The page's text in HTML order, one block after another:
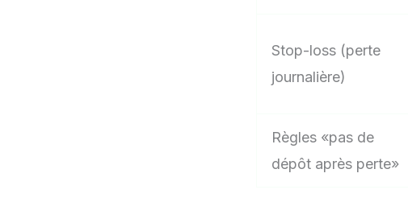
Stop-loss (perte
journalière)
Règles «pas de
dépôt après perte»